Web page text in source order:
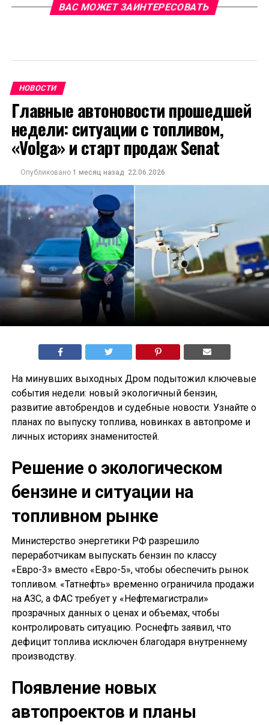
ВАС МОЖЕТ ЗАИНТЕРЕСОВАТЬ
НОВОСТИ
Главные автоновости прошедшей
недели: ситуации с топливом,
«Volga» и старт продаж Senat
Опубликовано 1 месяц назад 22.06.2026
На минувших выходных Дром подытожил ключевые
события недели: новый экологичный бензин,
развитие автобрендов и судебные новости. Узнайте о
планах по выпуску топлива, новинках в автопроме и
личных историях знаменитостей.
Решение о экологическом
бензине и ситуации на
топливном рынке
Министерство энергетики РФ разрешило
переработчикам выпускать бензин по классу
«Евро-3» вместо «Евро-5», чтобы обеспечить рынок
топливом. «Татнефть» временно ограничила продажи
на АЗС, а ФАС требует у «Нефтемагистрали»
прозрачных данных о ценах и объемах, чтобы
контролировать ситуацию. Роснефть заявил, что
дефицит топлива исключен благодаря внутреннему
производству.
Появление новых
автопроектов и планы